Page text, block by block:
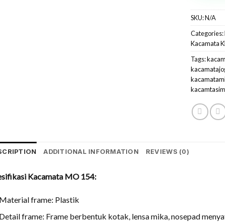
SKU:N/A
Categories:
Kacamata
Tags:
ADDITIONAL INFORMATION REVIEWS (0)
Kacamata MO 154:
frame: Plastik
frame: Frame berbentuk kotak, lensa mika, nosepad